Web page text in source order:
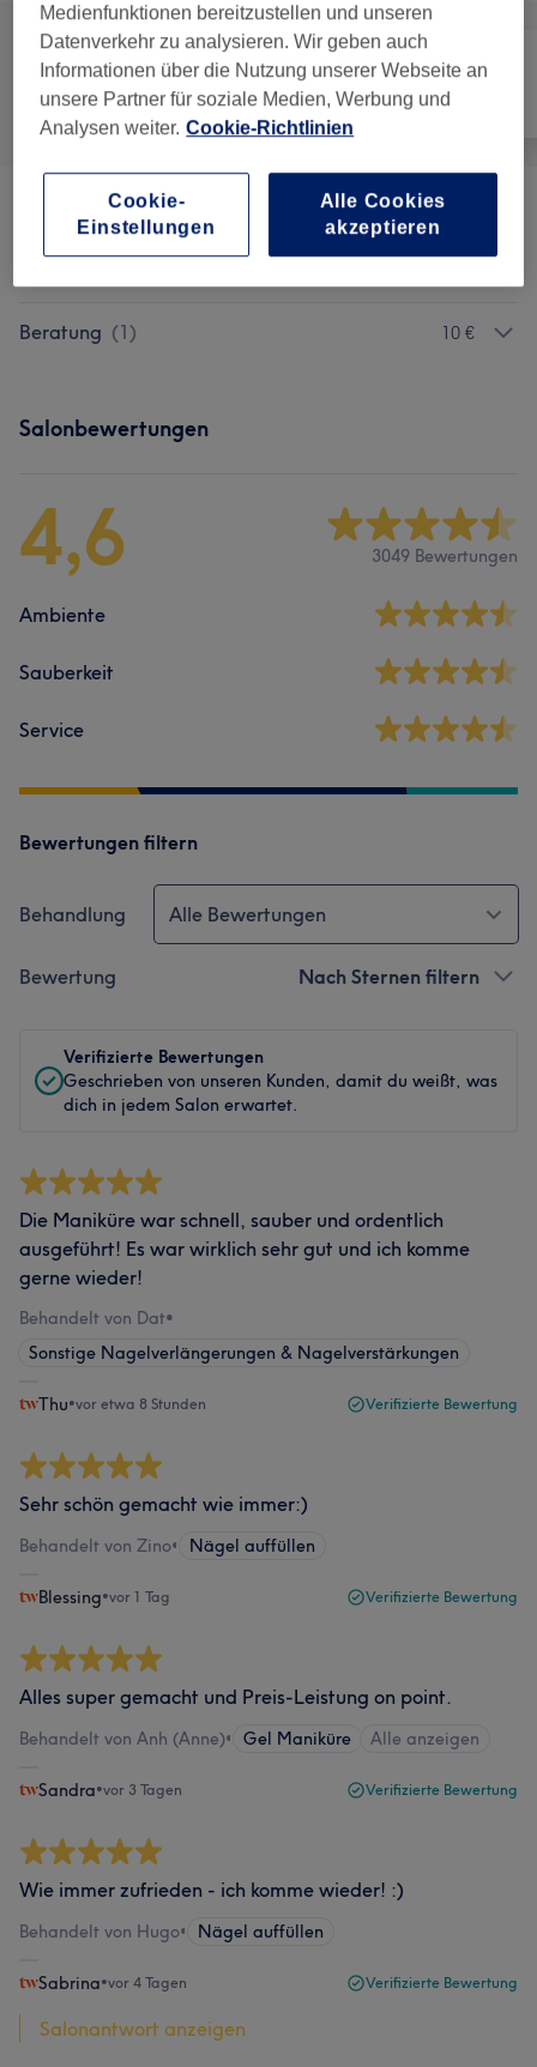
Alle Nägel
Maniküre & Nagelverlängerungen (20 ab 10 €
Beratung (1) 10 €
Salonbewertungen
4,6 3049 Bewertungen
Ambiente
Sauberkeit
Service
Bewertungen filtern
Behandlung Alle Bewertungen
Bewertung Nach Sternen filtern
Verifizierte Bewertungen
Geschrieben von unseren Kunden, damit du weißt, was
dich in jedem Salon erwartet.
Die Maniküre war schnell, sauber und ordentlich
ausgeführt! Es war wirklich sehr gut und ich komme
gerne wieder!
Behandelt von Dat•
Sonstige Nagelverlängerungen & Nagelverstärkungen
Thu•vor etwa 8 Stunden Verifizierte Bewertung
Sehr schön gemacht wie immer:)
Behandelt von Zino• Nägel auffüllen
Blessing•vor 1 Tag Verifizierte Bewertung
Alles super gemacht und Preis-Leistung on point.
Behandelt von Anh (Anne)• Gel Maniküre Alle anzeigen
Sandra•vor 3 Tagen Verifizierte Bewertung
Wie immer zufrieden - ich komme wieder! :)
Behandelt von Hugo• Nägel auffüllen
Sabrina•vor 4 Tagen Verifizierte Bewertung
Salonantwort anzeigen
Medienfunktionen bereitzustellen und unseren
Datenverkehr zu analysieren. Wir geben auch
Informationen über die Nutzung unserer Webseite an
unsere Partner für soziale Medien, Werbung und
Analysen weiter. Cookie-Richtlinien
Cookie-
Einstellungen
Alle Cookies
akzeptieren